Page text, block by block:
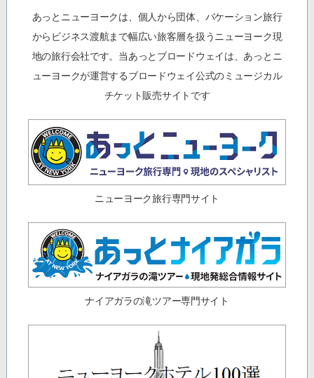
あっとニューヨークは、個人から団体、バケーション旅行
からビジネス渡航まで幅広い旅客層を扱うニューヨーク現
地の旅行会社です。当あっとブロードウェイは、あっとニ
ューヨークが運営するブロードウェイ公式のミュージカル
チケット販売サイトです
ニューヨーク旅行専門サイト
ナイアガラの滝ツアー専門サイト